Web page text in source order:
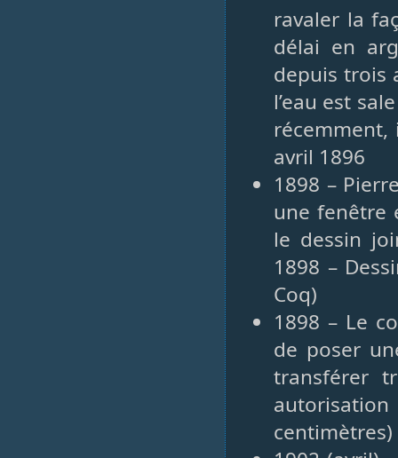
ravaler la
délai en
depuis trois
l’eau est
récemment,
avril 1896
1898 –
une fenêtre
le dessin
1898 –
Coq)
1898 – Le
de poser
transférer